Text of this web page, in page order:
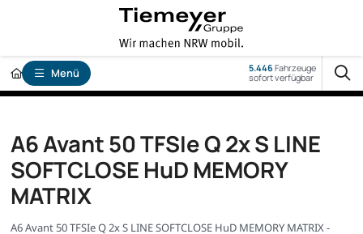
Menü 5.446Fahrzeuge
sofort verfügbar
A6 Avant 50 TFSIe Q 2x S LINE
SOFTCLOSE HuD MEMORY
MATRIX
A6 Avant 50 TFSIe Q 2x S LINE SOFTCLOSE HuD MEMORY MATRIX -